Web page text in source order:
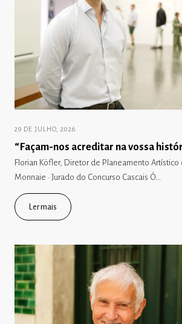
29 DE JULHO, 2026
“Façam-nos acreditar na vossa
Florian Köfler, Diretor de Planeamento Artístico
Monnaie · Jurado do Concurso Cascais Ó...
Ler mais